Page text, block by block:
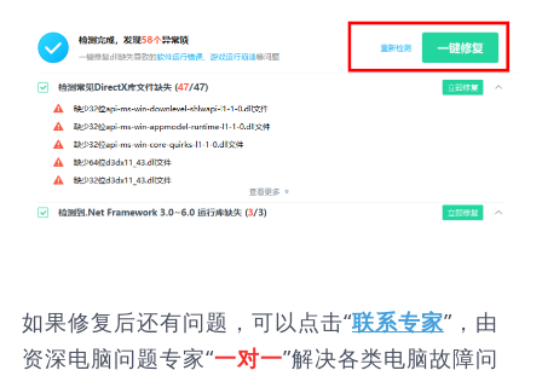
如果修复后还有问题，可以点击“联系专家”，由
资深电脑问题专家“一对一”解决各类电脑故障问